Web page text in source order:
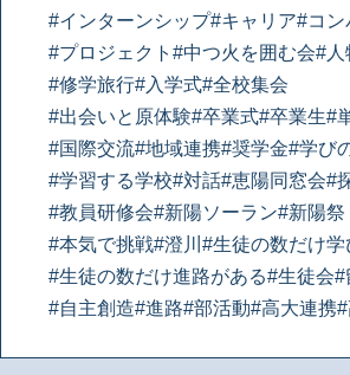
#インターンシップ#キャリア#コン
#プロジェクト #中つ火を囲む会#人
#修学旅行#入学式#全校集会
#出会いと原体験#卒業式#卒業生#
#国際交流#地域連携#奨学金#学び
#学習する学校#対話#恵陽同窓会#
#教員研修会#新陽ソーラン#新陽祭
#本気で挑戦#澄川 #生徒の数だけ学
#生徒の数だけ進路がある#生徒会#
#自主創造#進路#部活動#高大連携